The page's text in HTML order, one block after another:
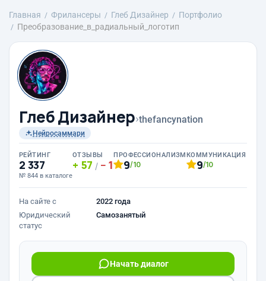
Главная Фрилансеры Глеб Дизайнер
Портфолио
Преобразование_в_радиальный_логотип
Глеб Дизайнер›thefancynation
Нейросаммари
РЕЙТИНГ
2 337
№ 844 в каталоге
ОТЗЫВЫ
57 / 1
ПРОФЕССИОНАЛИЗМ
9/10
КОММУНИКАЦИЯ
9/10
На сайте с
2022 года
Юридический
статус
Самозанятый
Начать диалог